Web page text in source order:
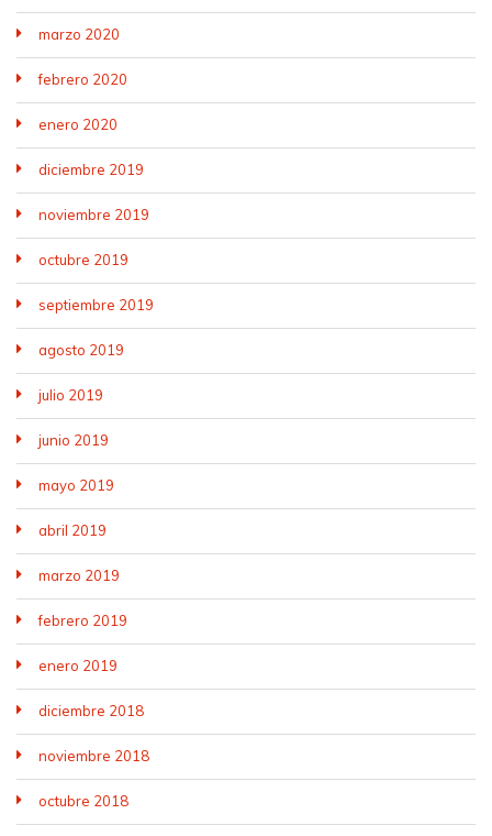
marzo 2020
febrero 2020
enero 2020
diciembre 2019
noviembre 2019
octubre 2019
septiembre 2019
agosto 2019
julio 2019
junio 2019
mayo 2019
abril 2019
marzo 2019
febrero 2019
enero 2019
diciembre 2018
noviembre 2018
octubre 2018